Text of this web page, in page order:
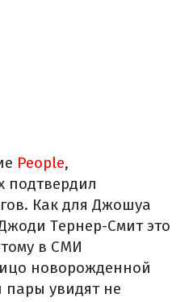
People,
Как для Джошуа
Тернер-Смит это
в СМИ
новорожденной
увидят не